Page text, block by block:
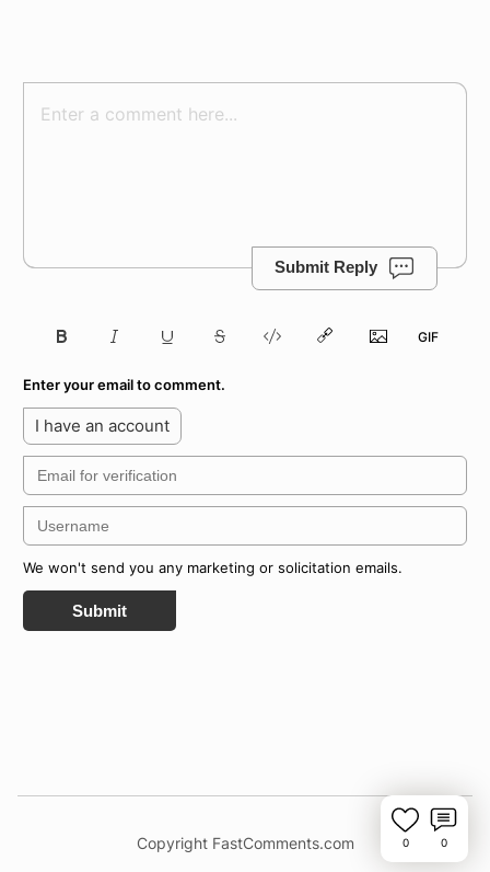
Submit Reply
Enter your email to comment.
I have an account
We won't send you any marketing or solicitation emails.
Submit
0 0
Copyright FastComments.com